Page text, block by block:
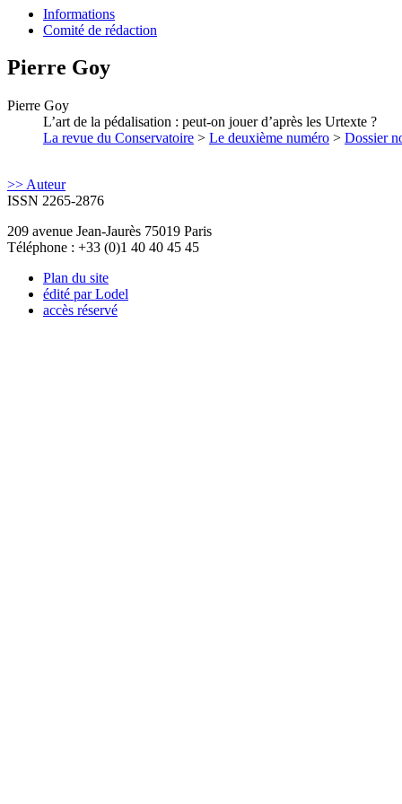
Informations
Comité de rédaction
Pierre Goy
Pierre Goy
L’art de la pédalisation : peut-on jouer d’après les Urtexte ?
La revue du Conservatoire > Le deuxième numéro > Dossier
>> Auteur
ISSN 2265-2876
209 avenue Jean-Jaurès 75019 Paris
Téléphone : +33 (0)1 40 40 45 45
Plan du site
édité par Lodel
accès réservé